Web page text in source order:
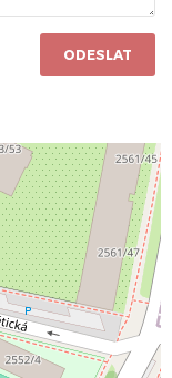
ODESLAT